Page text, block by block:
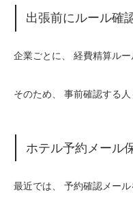
出張前にルール確
企業ごとに、 経費精算ルー
そのため、 事前確認する人
ホテル予約メール
最近では、 予約確認メール